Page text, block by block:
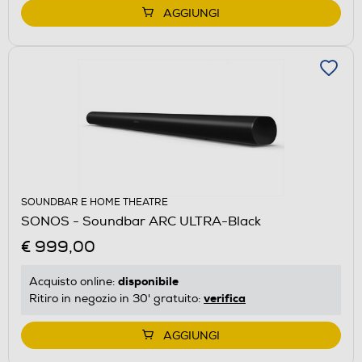
AGGIUNGI
SOUNDBAR E HOME THEATRE
SONOS - Soundbar ARC ULTRA-Black
€ 999,00
Acquisto online: disponibile
Ritiro in negozio in 30' gratuito: verifica
AGGIUNGI